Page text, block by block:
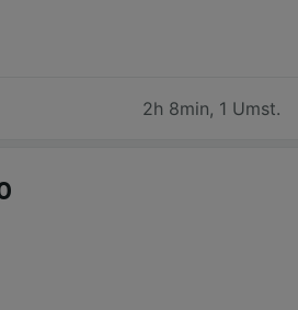
2h 8min, 1 Umst.